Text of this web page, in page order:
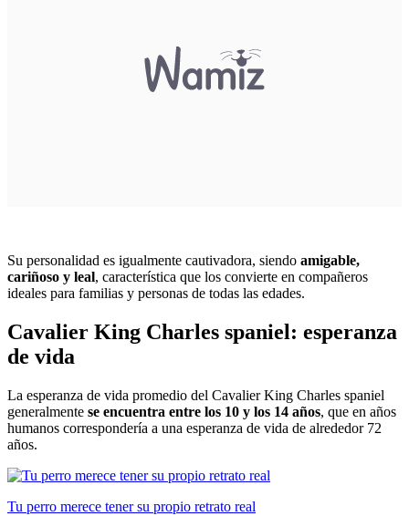
Su personalidad es igualmente cautivadora, siendo amigable,
cariñoso y leal, característica que los convierte en compañeros
ideales para familias y personas de todas las edades.
Cavalier King Charles spaniel: esperanza
de vida
La esperanza de vida promedio del Cavalier King Charles spaniel
generalmente se encuentra entre los 10 y los 14 años, que en años
humanos correspondería a una esperanza de vida de alrededor 72
años.
Tu perro merece tener su propio retrato real